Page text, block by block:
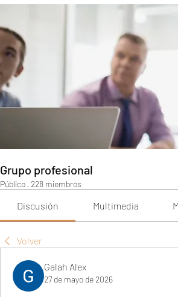
Grupo profesional
Público · 228 miembros
Discusión Multimedia
Volver
Galah Alex
27 de mayo de 2026